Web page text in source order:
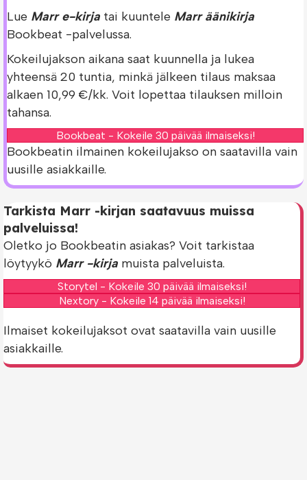
Lue Marr e-kirja tai kuuntele Marr äänikirja
Bookbeat -palvelussa.
Kokeilujakson aikana saat kuunnella ja lukea
yhteensä 20 tuntia, minkä jälkeen tilaus maksaa
alkaen 10,99 €/kk. Voit lopettaa tilauksen milloin
tahansa.
Bookbeat - Kokeile 30 päivää ilmaiseksi!
Bookbeatin ilmainen kokeilujakso on saatavilla vain
uusille asiakkaille.
Tarkista Marr -kirjan saatavuus muissa
palveluissa!
Oletko jo Bookbeatin asiakas? Voit tarkistaa
löytyykö Marr -kirja muista palveluista.
Storytel - Kokeile 30 päivää ilmaiseksi!
Nextory - Kokeile 14 päivää ilmaiseksi!
Ilmaiset kokeilujaksot ovat saatavilla vain uusille
asiakkaille.